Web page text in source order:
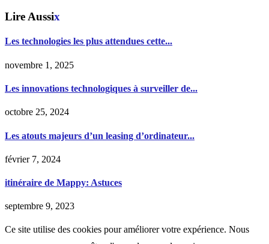
Lire Aussix
Les technologies les plus attendues cette...
novembre 1, 2025
Les innovations technologiques à surveiller de...
octobre 25, 2024
Les atouts majeurs d’un leasing d’ordinateur...
février 7, 2024
itinéraire de Mappy: Astuces
septembre 9, 2023
Ce site utilise des cookies pour améliorer votre expérience. Nous